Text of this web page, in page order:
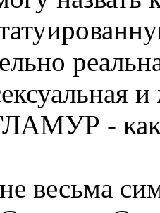
- как
весьма